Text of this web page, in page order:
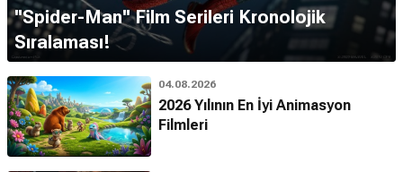
''Spider-Man'' Film Serileri Kronolojik
Sıralaması!
04.08.2026
2026 Yılının En İyi Animasyon
Filmleri